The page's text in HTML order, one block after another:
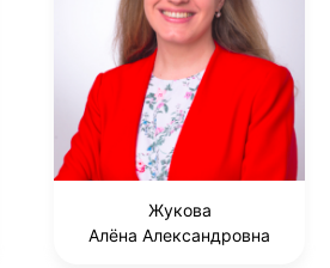
Жукова
Алёна Александровна